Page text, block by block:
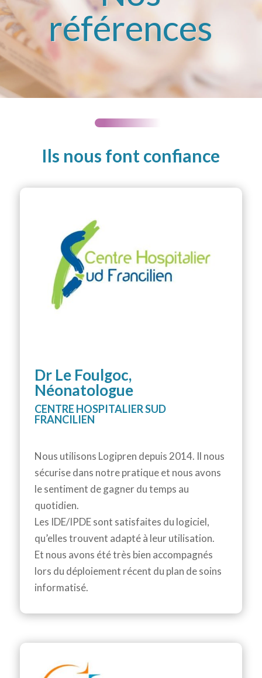
références
Ils nous font confiance
Dr Le Foulgoc,
Néonatologue
CENTRE HOSPITALIER SUD
FRANCILIEN
Nous utilisons Logipren depuis 2014. Il nous
sécurise dans notre pratique et nous avons
le sentiment de gagner du temps au
quotidien.
Les IDE/IPDE sont satisfaites du logiciel,
qu’elles trouvent adapté à leur utilisation.
Et nous avons été très bien accompagnés
lors du déploiement récent du plan de soins
informatisé.